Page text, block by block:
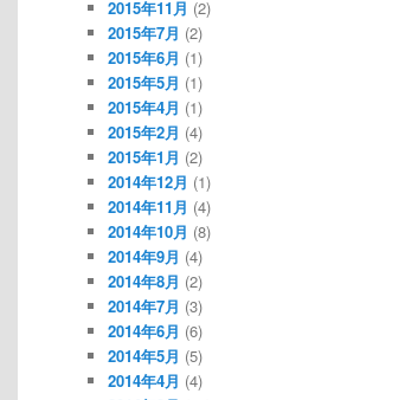
2015年11月 (2)
2015年7月 (2)
2015年6月 (1)
2015年5月 (1)
2015年4月 (1)
2015年2月 (4)
2015年1月 (2)
2014年12月 (1)
2014年11月 (4)
2014年10月 (8)
2014年9月 (4)
2014年8月 (2)
2014年7月 (3)
2014年6月 (6)
2014年5月 (5)
2014年4月 (4)